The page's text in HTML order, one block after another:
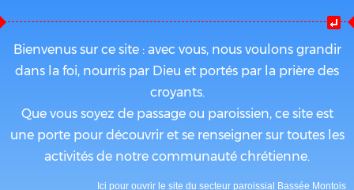
Bienvenus sur ce site : avec vous, nous voulons grandir
dans la foi, nourris par Dieu et portés par la prière des
croyants.
Que vous soyez de passage ou paroissien, ce site est
une porte pour découvrir et se renseigner sur toutes les
activités de notre communauté chrétienne.
Ici pour ouvrir le site du secteur paroissial Bassée Montois